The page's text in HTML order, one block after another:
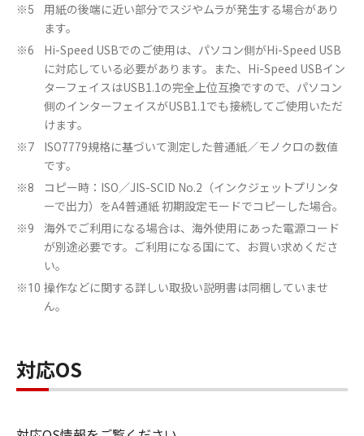
※5
用紙の後端に近い部分でスジやムラが発生する場合があり
ます。
※6
Hi-Speed USBでのご使用は、パソコン側がHi-Speed USB
に対応している必要があります。また、Hi-Speed USBイン
ターフェイスはUSB1.1の完全上位互換ですので、パソコン
側のインターフェイスがUSB1.1でも接続してご使用いただ
けます。
※7
ISO7779規格に基づいて測定した普通紙／モノクロの数値
です。
※8
コピー時：ISO／JIS-SCID No.2（インクジェットプリンタ
ーで出力）をA4普通紙 初期設定モードでコピーした場合。
※9
海外でご利用になる場合は、海外使用にあった電源コード
が別途必要です。ご利用になる国にて、お買い求めくださ
い。
※10 操作などに関する詳しい取扱い説明書は同梱していませ
ん。
対応OS